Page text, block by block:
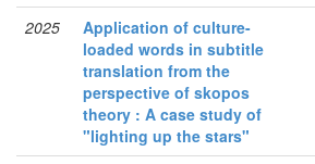
2025
Application of culture-
loaded words in subtitle
translation from the
perspective of skopos
theory : A case study of
"lighting up the stars"